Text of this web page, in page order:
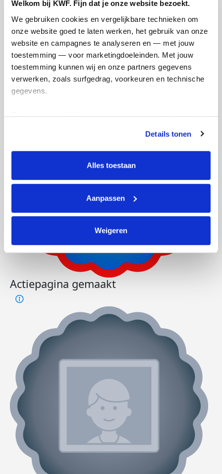
Welkom bij KWF. Fijn dat je onze website bezoekt.
We gebruiken cookies en vergelijkbare technieken om
onze website goed te laten werken, het gebruik van onze
website en campagnes te analyseren en — met jouw
toestemming — voor marketingdoeleinden. Met jouw
toestemming kunnen wij en onze partners gegevens
verwerken, zoals surfgedrag, voorkeuren en technische
gegevens.
tonen. Je kunt je toestemming op elk moment wijzigen of
intrekken via Cookie instellingen onderaan de pagina. De
lijst met cookies is te vinden in het tabblad “details”.
Details tonen
Alles toestaan
Aanpassen
Weigeren
Doneer
Manon's badges
Actiepagina gemaakt